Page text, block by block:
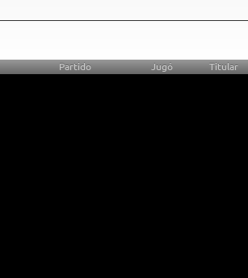
Partido Jugó Titular